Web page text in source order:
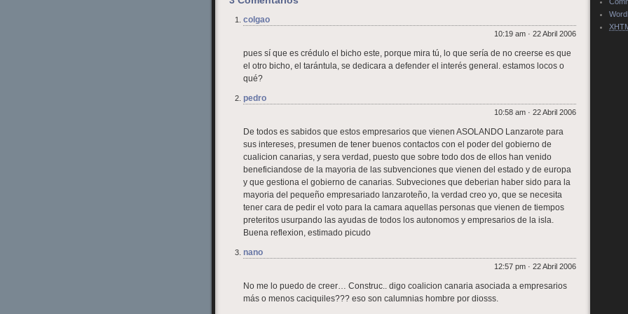
colgao
10:19 am · 22 Abril 2006
pues sí que es crédulo el bicho este, porque mira tú, lo que sería de no creerse es que
el otro bicho, el tarántula, se dedicara a defender el interés general. estamos locos o
qué?
pedro
10:58 am · 22 Abril 2006
De todos es sabidos que estos empresarios que vienen ASOLANDO Lanzarote para
sus intereses, presumen de tener buenos contactos con el poder del gobierno de
cualicion canarias, y sera verdad, puesto que sobre todo dos de ellos han venido
beneficiandose de la mayoria de las subvenciones que vienen del estado y de europa
y que gestiona el gobierno de canarias. Subveciones que deberian haber sido para la
mayoria del pequeño empresariado lanzaroteño, la verdad creo yo, que se necesita
tener cara de pedir el voto para la camara aquellas personas que vienen de tiempos
preteritos usurpando las ayudas de todos los autonomos y empresarios de la isla.
Buena reflexion, estimado picudo
nano
12:57 pm · 22 Abril 2006
No me lo puedo de creer… Construc.. digo coalicion canaria asociada a empresarios
más o menos caciquiles??? eso son calumnias hombre por diosss.